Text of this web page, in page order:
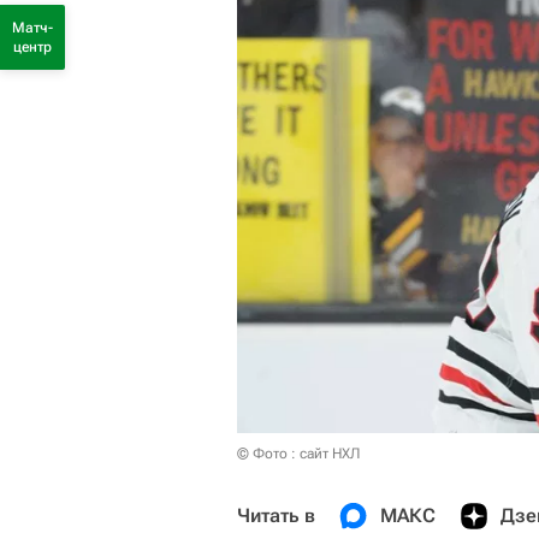
© Фото : сайт НХЛ
Читать в МАКС
Матч-
центр